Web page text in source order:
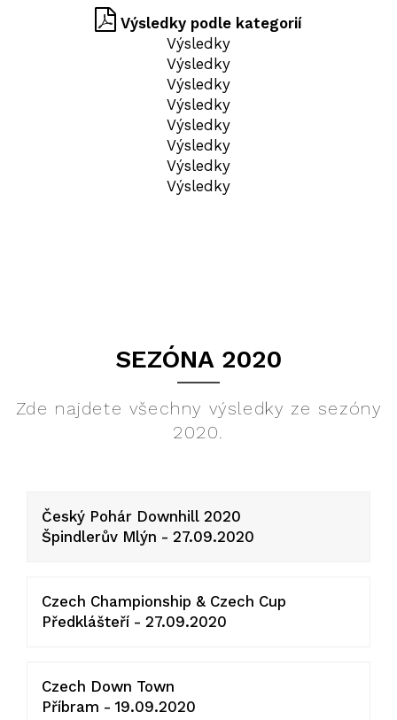
Výsledky podle kategorií
Výsledky
Výsledky
Výsledky
Výsledky
Výsledky
Výsledky
Výsledky
Výsledky
SEZÓNA 2020
Zde najdete všechny výsledky ze sezóny
2020.
Český Pohár Downhill 2020
Špindlerův Mlýn - 27.09.2020
Czech Championship & Czech Cup
Předklášteří - 27.09.2020
Czech Down Town
Příbram - 19.09.2020